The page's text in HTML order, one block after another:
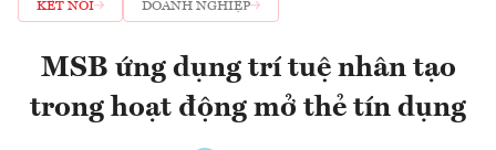
KẾT NỐI DOANH NGHIỆP
MSB ứng dụng trí tuệ nhân tạo
trong hoạt động mở thẻ tín dụng